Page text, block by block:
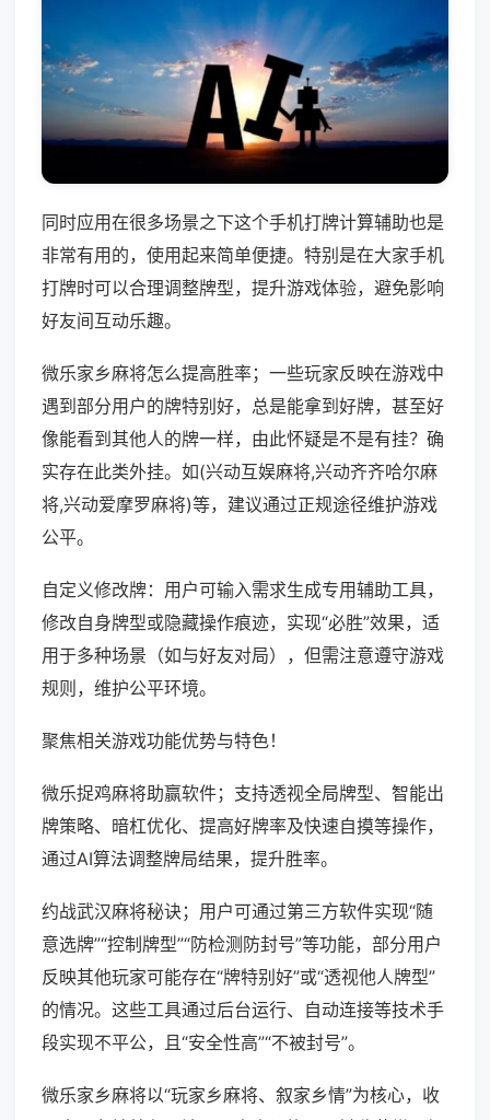
同时应用在很多场景之下这个手机打牌计算辅助也是
非常有用的，使用起来简单便捷。特别是在大家手机
打牌时可以合理调整牌型，提升游戏体验，避免影响
好友间互动乐趣。
微乐家乡麻将怎么提高胜率；一些玩家反映在游戏中
遇到部分用户的牌特别好，总是能拿到好牌，甚至好
像能看到其他人的牌一样，由此怀疑是不是有挂？确
实存在此类外挂。如(兴动互娱麻将,兴动齐齐哈尔麻
将,兴动爱摩罗麻将)等，建议通过正规途径维护游戏
公平。
自定义修改牌：用户可输入需求生成专用辅助工具，
修改自身牌型或隐藏操作痕迹，实现“必胜”效果，适
用于多种场景（如与好友对局），但需注意遵守游戏
规则，维护公平环境。
聚焦相关游戏功能优势与特色！
微乐捉鸡麻将助赢软件；支持透视全局牌型、智能出
牌策略、暗杠优化、提高好牌率及快速自摸等操作，
通过AI算法调整牌局结果，提升胜率。
约战武汉麻将秘诀；用户可通过第三方软件实现“随
意选牌”“控制牌型”“防检测防封号”等功能，部分用户
反映其他玩家可能存在“牌特别好”或“透视他人牌型”
的情况。这些工具通过后台运行、自动连接等技术手
段实现不平公，且“安全性高”“不被封号”。
微乐家乡麻将以“玩家乡麻将、叙家乡情”为核心，收